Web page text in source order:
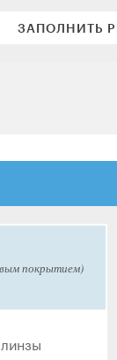
ЗАПОЛНИТЬ
покрытием)